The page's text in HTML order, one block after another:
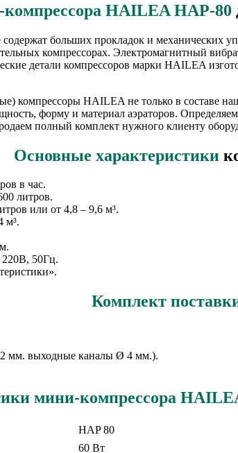
HAILEA HAP-80
больших прокладок и механических
компрессорах. Электромагнитный
детали компрессоров марки HAILEA
компрессоры HAILEA не только в составе
форму и материал аэраторов.
полный комплект нужного клиенту
Основные характеристики
в час.
литров.
или от 4,8 – 9,6 м³.
м³.
220В, 50Гц.
Комплект
мм. выходные каналы Ø 4 мм.).
мини-компрессора
HAP 80
60 Вт